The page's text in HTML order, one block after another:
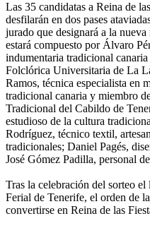
Las 35 candidatas a Reina de
desfilarán en dos pases
jurado que designará a la
estará compuesto por Álvaro
indumentaria tradicional
Folclórica Universitaria de La
Ramos, técnica especialista en
tradicional canaria y miembro
Tradicional del Cabildo de
estudioso de la cultura
Rodríguez, técnico textil,
tradicionales; Daniel Pagés,
José Gómez Padilla, personal
Tras la celebración del sorteo
Ferial de Tenerife, el orden de
convertirse en Reina de las